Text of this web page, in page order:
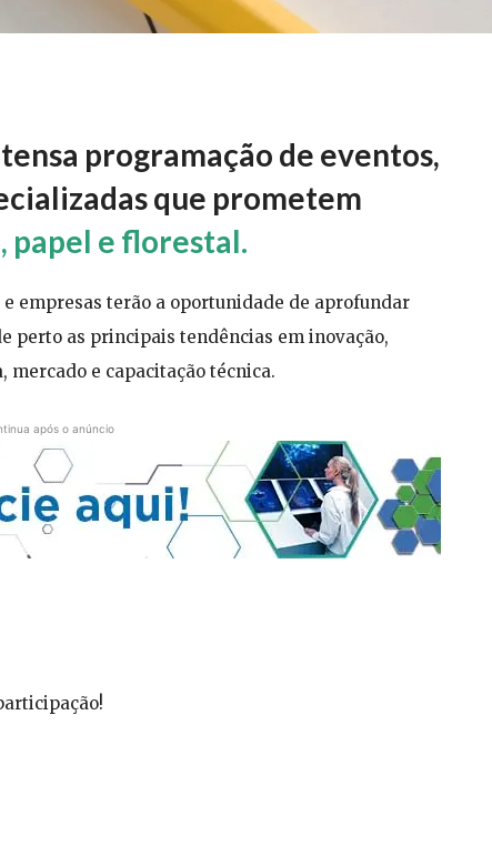
programação de eventos,
que prometem
papel e florestal.
empresas terão a oportunidade de aprofundar
perto as principais tendências em inovação,
e capacitação técnica.
após o anúncio